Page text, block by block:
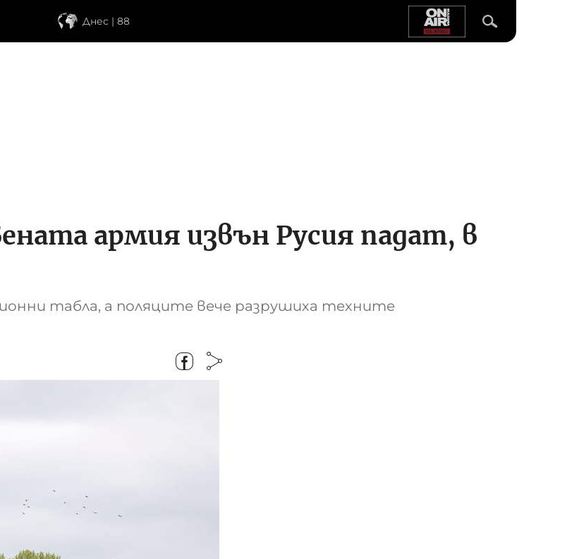
Днес | 88
армия извън Русия падат, в
табла, а поляците вече разрушиха техните